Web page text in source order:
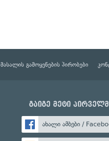
მასალის გამოყენების პირობები
გაიგე მეტი
ახალი ამბები /